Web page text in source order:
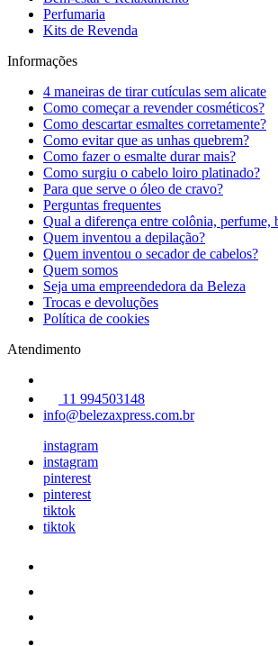
Perfumaria
Kits de Revenda
Informações
4 maneiras de tirar cutículas sem alicate
Como começar a revender cosméticos?
Como descartar esmaltes corretamente?
Como evitar que as unhas quebrem?
Como fazer o esmalte durar mais?
Como surgiu o cabelo loiro platinado?
Para que serve o óleo de cravo?
Perguntas frequentes
Qual a diferença entre colônia, perfume,
Quem inventou a depilação?
Quem inventou o secador de cabelos?
Quem somos
Seja uma empreendedora da Beleza
Trocas e devoluções
Política de cookies
Atendimento
11 994503148
info@belezaxpress.com.br
instagram
instagram
pinterest
pinterest
tiktok
tiktok